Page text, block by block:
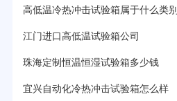
高低温冷热冲击试验箱属于什么类别
江门进口高低温试验箱公司
珠海定制恒温恒湿试验箱多少钱
宜兴自动化冷热冲击试验箱怎么样